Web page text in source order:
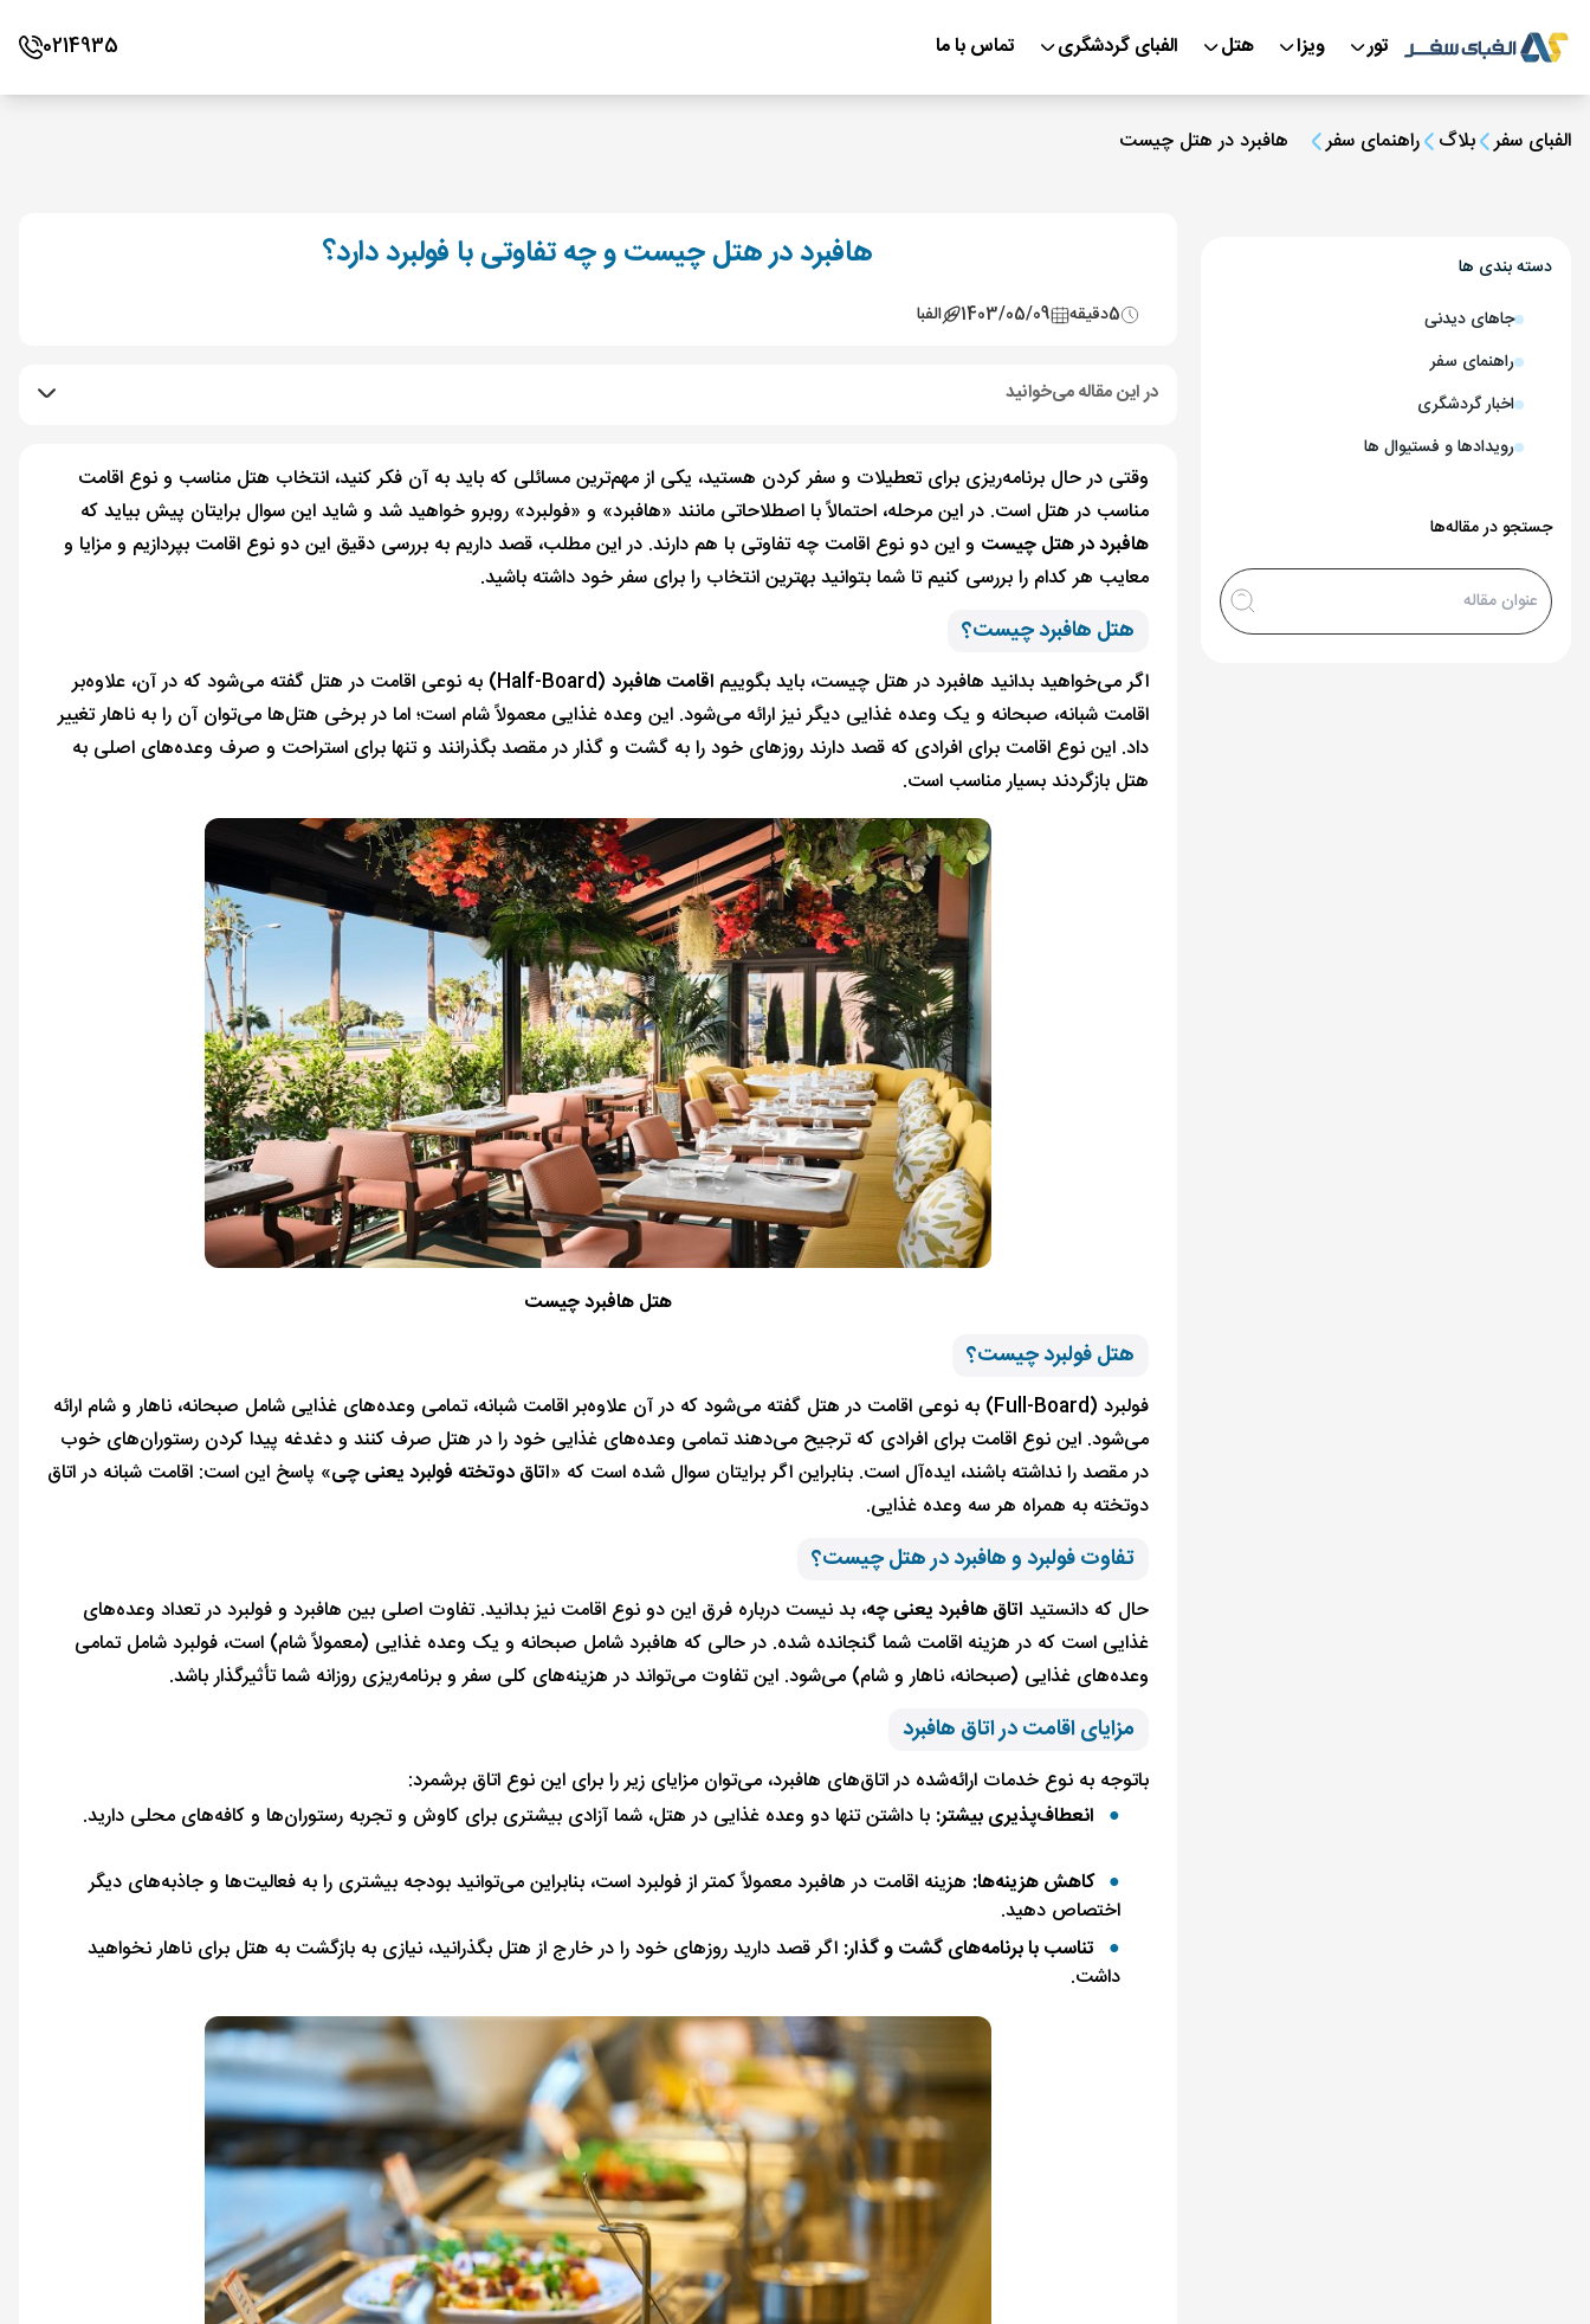
تور ویزا هتل الفبای گردشگری تماس با ما 0214935
الفبای سفر بلاگ راهنمای سفر هافبرد در هتل چیست
دسته بندی ها
جاهای دیدنی
راهنمای سفر
اخبار گردشگری
رویدادها و فستیوال ها
جستجو در مقاله‌ها
هافبرد در هتل چیست و چه تفاوتی با فولبرد دارد؟
5دقیقه 1403/05/09 الفبا
در این مقاله می‌خوانید
وقتی در حال برنامه‌ریزی برای تعطیلات و سفر کردن هستید، یکی از مهم‌ترین مسائلی که باید به آن فکر کنید، انتخاب هتل مناسب و نوع اقامت
مناسب در هتل است. در این مرحله، احتمالاً با اصطلاحاتی مانند «هافبرد» و «فولبرد» روبرو خواهید شد و شاید این سوال برایتان پیش بیاید که
هافبرد در هتل چیست و این دو نوع اقامت چه تفاوتی با هم دارند. در این مطلب، قصد داریم به بررسی دقیق این دو نوع اقامت بپردازیم و مزایا و
معایب هر کدام را بررسی کنیم تا شما بتوانید بهترین انتخاب را برای سفر خود داشته باشید.
هتل هافبرد چیست؟
اگر می‌خواهید بدانید هافبرد در هتل چیست، باید بگوییم اقامت هافبرد
(Half-Board) به نوعی اقامت در هتل گفته می‌شود که در آن، علاوه‌بر
اقامت شبانه، صبحانه و یک وعده غذایی دیگر نیز ارائه می‌شود. این وعده غذایی معمولاً شام است؛ اما در برخی هتل‌ها می‌توان آن را به ناهار تغییر
داد. این نوع اقامت برای افرادی که قصد دارند روزهای خود را به گشت و گذار در مقصد بگذرانند و تنها برای استراحت و صرف وعده‌های اصلی به
هتل بازگردند بسیار مناسب است.
هتل هافبرد چیست
هتل فولبرد چیست؟
فولبرد (Full-Board) به نوعی اقامت در هتل گفته می‌شود که در آن علاوه‌بر اقامت شبانه، تمامی وعده‌های غذایی شامل صبحانه، ناهار و شام ارائه
می‌شود. این نوع اقامت برای افرادی که ترجیح می‌دهند تمامی وعده‌های غذایی خود را در هتل صرف کنند و دغدغه پیدا کردن رستوران‌های خوب
در مقصد را نداشته باشند، ایده‌آل است. بنابراین اگر برایتان سوال شده است که «اتاق دوتخته فولبرد یعنی چی» پاسخ این است: اقامت شبانه در اتاق
دوتخته به همراه هر سه وعده غذایی.
تفاوت فولبرد و هافبرد در هتل چیست؟
حال که دانستید اتاق هافبرد یعنی چه، بد نیست درباره فرق این دو نوع اقامت نیز بدانید. تفاوت اصلی بین هافبرد و فولبرد در تعداد وعده‌های
غذایی است که در هزینه اقامت شما گنجانده شده. در حالی که هافبرد شامل صبحانه و یک وعده غذایی (معمولاً شام) است، فولبرد شامل تمامی
وعده‌های غذایی (صبحانه، ناهار و شام) می‌شود. این تفاوت می‌تواند در هزینه‌های کلی سفر و برنامه‌ریزی روزانه شما تأثیرگذار باشد.
مزایای اقامت در اتاق هافبرد
باتوجه به نوع خدمات ارائه‌شده در اتاق‌های هافبرد، می‌توان مزایای زیر را برای این نوع اتاق برشمرد:
انعطاف‌پذیری بیشتر: با داشتن تنها دو وعده غذایی در هتل، شما آزادی بیشتری برای کاوش و تجربه رستوران‌ها و کافه‌های محلی دارید.
کاهش هزینه‌ها: هزینه اقامت در هافبرد معمولاً کمتر از فولبرد است، بنابراین می‌توانید بودجه بیشتری را به فعالیت‌ها و جاذبه‌های دیگر
اختصاص دهید.
تناسب با برنامه‌های گشت و گذار: اگر قصد دارید روزهای خود را در خارج از هتل بگذرانید، نیازی به بازگشت به هتل برای ناهار نخواهید
داشت.